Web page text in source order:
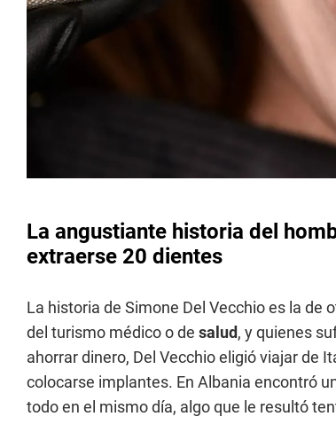
La angustiante historia del
extraerse 20 dientes
La historia de Simone Del Vecchio es la
del turismo médico o de salud, y quienes
ahorrar dinero, Del Vecchio eligió viajar de
colocarse implantes. En Albania encontró
todo en el mismo día, algo que le resultó